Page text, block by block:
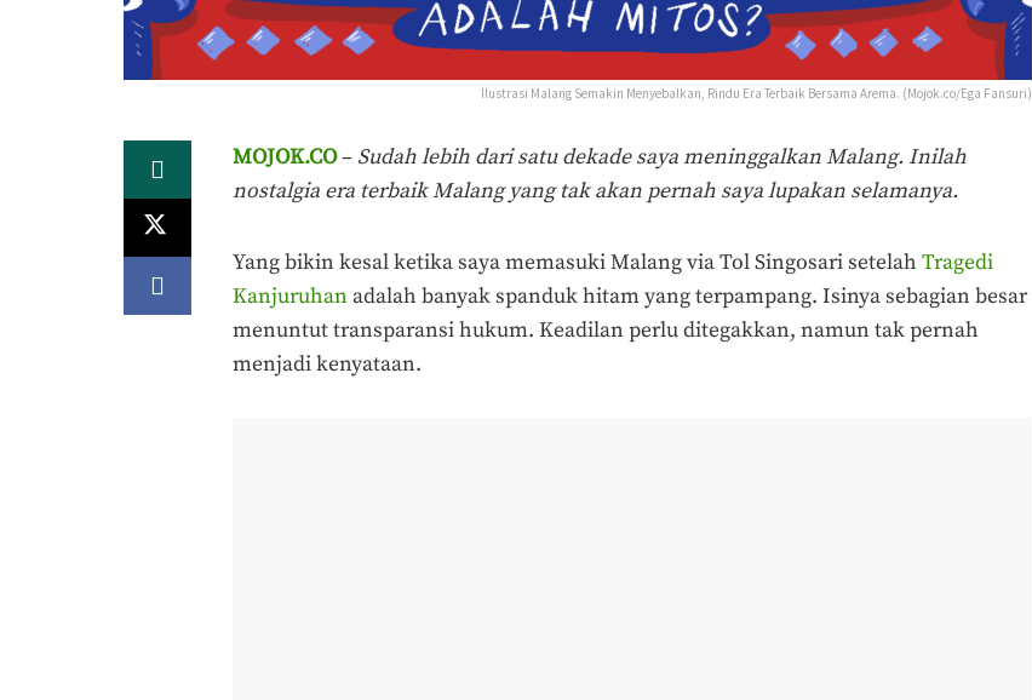
Ilustrasi Malang Semakin Menyebalkan, Rindu Era Terbaik Bersama Arema. (Mojok.co/Ega Fansuri)
MOJOK.CO– Sudah lebih dari satu dekade saya meninggalkan Malang. Inilah
nostalgia era terbaik Malang yang tak akan pernah saya lupakan selamanya.
Yang bikin kesal ketika saya memasuki Malang via Tol Singosari setelah Tragedi
Kanjuruhan adalah banyak spanduk hitam yang terpampang. Isinya sebagian besar
menuntut transparansi hukum. Keadilan perlu ditegakkan, namun tak pernah
menjadi kenyataan.